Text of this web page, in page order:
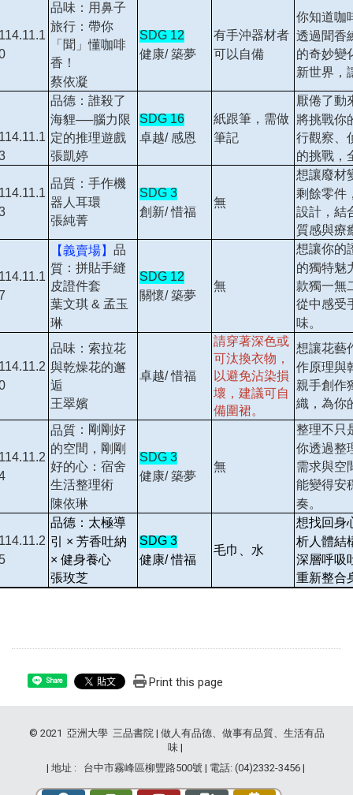
品味：用鼻子
旅行：帶你
「聞」懂咖啡
香！
蔡依凝
SDG 12
健康/ 築夢
有手沖器材者
可以自備
你知道咖
透過聞香
的奇妙變
新世界，
品德：誰殺了
海貍──腦力限
定的推理遊戲
張凱婷
SDG 16
卓越/ 感恩
紙跟筆，需做
筆記
厭倦了動
將挑戰你
行觀察、
的挑戰，
品質：手作機
器人耳環
張純菁
SDG 3
創新/ 惜福
無
想讓廢材
剩餘零件
設計，結
質感與療
【義賣場】 品
質 ：拼貼手縫
皮證件套
葉文琪 & 孟玉
琳
SDG 12
關懷/ 築夢
無
想讓你的
的獨特魅
款獨一無
從中感受
味。
品味：索拉花
與乾燥花的邂
逅
王翠嬪
卓越/ 惜福
請穿著深色或
可汰換衣物，
以避免沾染損
壞，建議可自
備圍裙。
想讓花藝
作原理與
親手創作
織，為你
品質 ：剛剛好
的空間，剛剛
好的心：宿舍
生活整理術
陳依琳
SDG 3
健康/ 築夢
無
整理不只
你透過整
需求與空
能變得安
奏。
品德：太極導
引 × 芳香吐納
× 健身養心
張玫芝
SDG 3
健康/ 惜福
毛巾、水
想找回身
析人體結
深層呼吸
重新整合
Share Print this page
© 2021 亞洲大學 三品書院 | 做人有品德、做事有品質、生活有品
味 |
| 地址 : 台中市霧峰區柳豐路500號 | 電話: (04)2332-3456 |